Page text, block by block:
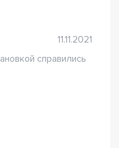
11.11.2021
справились